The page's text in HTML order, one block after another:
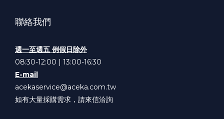
聯絡我們
週一至週五 例假日除外
08:30-12:00 | 13:00-16:30
E-mail
acekaservice@aceka.com.tw
如有大量採購需求，請來信洽詢